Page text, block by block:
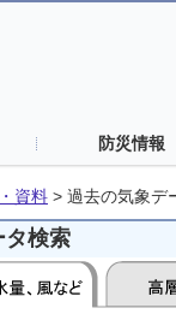
防災情報
資料 > 過去の気象デ
タ検索